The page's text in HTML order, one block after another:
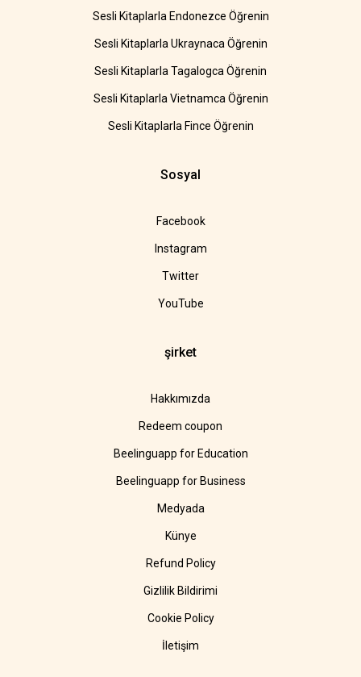
Sesli Kitaplarla Endonezce Öğrenin
Sesli Kitaplarla Ukraynaca Öğrenin
Sesli Kitaplarla Tagalogca Öğrenin
Sesli Kitaplarla Vietnamca Öğrenin
Sesli Kitaplarla Fince Öğrenin
Sosyal
Facebook
Instagram
Twitter
YouTube
şirket
Hakkımızda
Redeem coupon
Beelinguapp for Education
Beelinguapp for Business
Medyada
Künye
Refund Policy
Gizlilik Bildirimi
Cookie Policy
İletişim